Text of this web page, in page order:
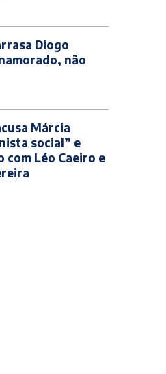
Diogo
não
Márcia
social” e
Léo Caeiro e